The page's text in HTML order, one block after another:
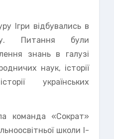
Ігри відбувались в
Питання були
знань в галузі
наук, історії
українських
команда «Сократ»
школи І-